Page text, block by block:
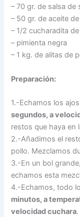
– 70 gr. de salsa de
– 50 gr. de aceite
– 1/2 cucharadita
– pimienta negra
– 1 kg. de alitas de
Preparación:
1.-Echamos los
segundos, a
restos que haya en
2.-Añadimos el
pollo. Mezclamos
3.-En un bol
echamos esta
4.-Echamos, todo
minutos, a
velocidad cuchara.